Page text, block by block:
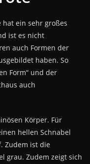
hat ein sehr großes
ist es nicht
auch Formen der
haben. So
Form“ und der
auch
Körper. Für
hellen Schnabel
Zudem ist die
grau. Zudem zeigt sich